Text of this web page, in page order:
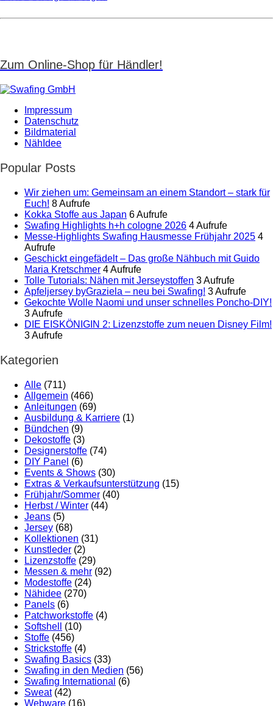
Zum Online-Shop für Händler!
Impressum
Datenschutz
Bildmaterial
NähIdee
Popular Posts
Wir ziehen um: Gemeinsam an einem Standort – stark für
Euch! 8 Aufrufe
Kokka Stoffe aus Japan 6 Aufrufe
Swafing Highlights h+h cologne 2026 4 Aufrufe
Messe-Highlights Swafing Hausmesse Frühjahr 2025 4
Aufrufe
Geschickt eingefädelt – Das große Nähbuch mit Guido
Maria Kretschmer 4 Aufrufe
Tolle Tutorials: Nähen mit Jerseystoffen 3 Aufrufe
Apfeljersey byGraziela – neu bei Swafing! 3 Aufrufe
Gekochte Wolle Naomi und unser schnelles Poncho-DIY!
3 Aufrufe
DIE EISKÖNIGIN 2: Lizenzstoffe zum neuen Disney Film!
3 Aufrufe
Kategorien
Alle (711)
Allgemein (466)
Anleitungen (69)
Ausbildung & Karriere (1)
Bündchen (9)
Dekostoffe (3)
Designerstoffe (74)
DIY Panel (6)
Events & Shows (30)
Extras & Verkaufsunterstützung (15)
Frühjahr/Sommer (40)
Herbst / Winter (44)
Jeans (5)
Jersey (68)
Kollektionen (31)
Kunstleder (2)
Lizenzstoffe (29)
Messen & mehr (92)
Modestoffe (24)
Nähidee (270)
Panels (6)
Patchworkstoffe (4)
Softshell
(10)
Stoffe (456)
Strickstoffe (4)
Swafing Basics (33)
Swafing in den Medien (56)
Swafing International (6)
Sweat (42)
Webware (16)